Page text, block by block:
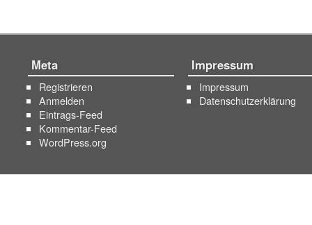
Meta
Registrieren
Anmelden
Eintrags-Feed
Kommentar-Feed
WordPress.org
Impressum
Impressum
Datenschutzerklärung